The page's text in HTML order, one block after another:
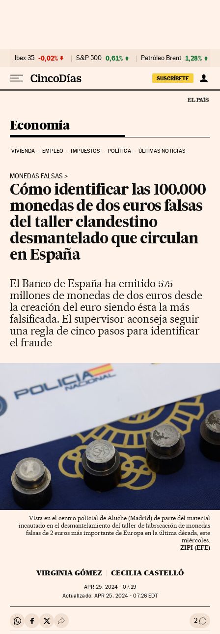
Ibex 35 -0,02% S&P 500 0,61% Petróleo Brent 1,28%
SUSCRÍBETE
Economía
VIVIENDA EMPLEO IMPUESTOS POLÍTICA ÚLTIMAS NOTICIAS
MONEDAS FALSAS
Cómo identificar las 100.000
monedas de dos euros falsas
del taller clandestino
desmantelado que circulan
en España
El Banco de España ha emitido 575
millones de monedas de dos euros desde
la creación del euro siendo ésta la más
falsificada. El supervisor aconseja seguir
una regla de cinco pasos para identificar
el fraude
Vista en el centro policial de Aluche (Madrid) de parte del material
incautado en el desmantelamiento del taller de fabricación de monedas
falsas de 2 euros más importante de Europa en la última década, este
miércoles.
ZIPI (EFE)
VIRGINIA GÓMEZ CECILIA CASTELLÓ
APR 25, 2024 - 07:19
actualizado: APR 25, 2024 - 07:26EDT
Compartir en Whatsapp
Compartir en Facebook
Compartir en Twitter
Desplegar Redes Sociales 2 Ir a